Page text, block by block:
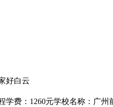
好白云
费：1260元学校名称：广